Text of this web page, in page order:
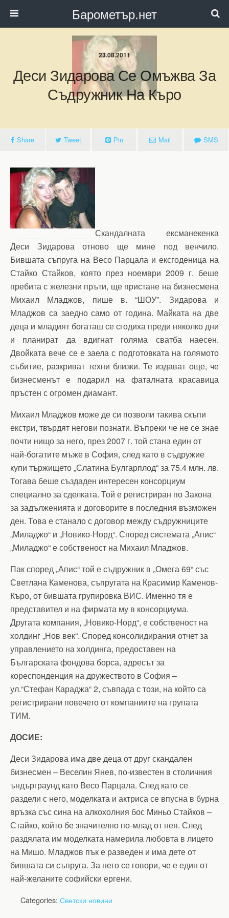
Барометър.нет
23.08.2011
Деси Зидарова Се Омъжва За
Съдружник На Къро
Share Tweet Pin Mail SMS
Скандалната ексманекенка
Деси Зидарова отново ще мине под венчило.
Бившата съпруга на Весо Парцала и ексгоденица на
Стайко Стайков, която през ноември 2009 г. беше
пребита с железни пръти, ще пристане на бизнесмена
Михаил Младжов, пише в. “ШОУ”. Зидарова и
Младжов са заедно само от година. Майката на две
деца и младият богаташ се сгодиха преди няколко дни
и планират да вдигнат голяма сватба наесен.
Двойката вече се е заела с подготовката на голямото
събитие, разкриват техни близки. Те издават още, че
бизнесменът е подарил на фаталната красавица
пръстен с огромен диамант.
Михаил Младжов може де си позволи такива скъпи
екстри, твърдят негови познати. Въпреки че не се знае
почти нищо за него, през 2007 г. той стана един от
най-богатите мъже в София, след като в съдружие
купи тържището „Слатина Булгарплод“ за 75.4 млн. лв.
Тогава беше създаден интересен консорциум
специално за сделката. Той е регистриран по Закона
за задълженията и договорите в последния възможен
ден. Това е станало с договор между съдружниците
„Миладжо“ и „Новико-Норд“. Според системата „Апис“
„Миладжо“ е собственост на Михаил Младжов.
Пак според „Апис“ той е съдружник в „Омега 69“ със
Светлана Каменова, съпругата на Красимир Каменов-
Къро, от бившата групировка ВИС. Именно тя е
представител и на фирмата му в консорциума.
Другата компания, „Новико-Норд“, е собственост на
холдинг „Нов век“. Според консолидирания отчет за
управлението на холдинга, предоставен на
Българската фондова борса, адресът за
кореспонденция на дружеството в София –
ул.“Стефан Караджа“ 2, съвпада с този, на който са
регистрирани повечето от компаниите на групата
ТИМ.
ДОСИЕ:
Деси Зидарова има две деца от друг скандален
бизнесмен – Веселин Янев, по-известен в столичния
ъндърграунд като Весо Парцала. След като се
раздели с него, моделката и актриса се впусна в бурна
връзка със сина на алкохолния бос Миньо Стайков –
Стайко, който бе значително по-млад от нея. След
раздялата им моделката намерила любовта в лицето
на Мишо. Младжов пък е разведен и има дете от
бившата си съпруга. За него се говори, че е един от
най-желаните софийски ергени.
Categories: Светски новини